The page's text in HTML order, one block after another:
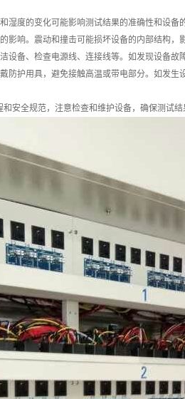
度的变化可能影响测试结果的准确性和设备
响。震动和撞击可能损坏设备的内部结构，
备、检查电源线、连接线等。如发现设备故
防护用具，避免接触高温或带电部分。如发
安全规范，注意检查和维护设备，确保测试结